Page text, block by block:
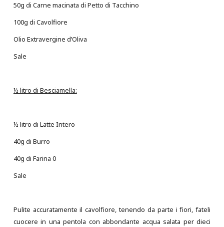
50g di Carne macinata di Petto di Tacchino
100g di Cavolfiore
Olio Extravergine d’Oliva
Sale
½ litro di Besciamella:
½ litro di Latte Intero
40g di Burro
40g di Farina 0
Sale
Pulite accuratamente il cavolfiore, tenendo da parte i fiori, fateli
cuocere in una pentola con abbondante acqua salata per dieci